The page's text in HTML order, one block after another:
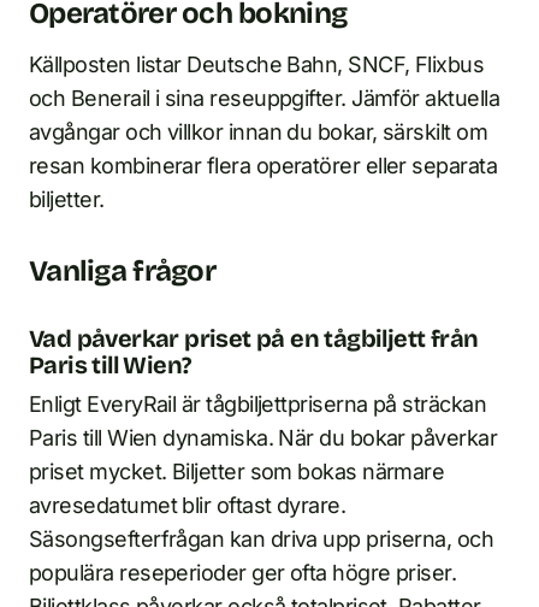
Operatörer och bokning
Källposten listar Deutsche Bahn, SNCF, Flixbus
och Benerail i sina reseuppgifter. Jämför aktuella
avgångar och villkor innan du bokar, särskilt om
resan kombinerar flera operatörer eller separata
biljetter.
Vanliga frågor
Vad påverkar priset på en tågbiljett från
Paris till Wien?
Enligt EveryRail är tågbiljettpriserna på sträckan
Paris till Wien dynamiska. När du bokar påverkar
priset mycket. Biljetter som bokas närmare
avresedatumet blir oftast dyrare.
Säsongsefterfrågan kan driva upp priserna, och
populära reseperioder ger ofta högre priser.